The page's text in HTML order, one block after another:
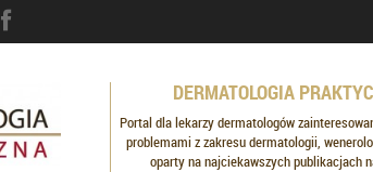
DERMATOLOGIA
Portal dla lekarzy dermatologów
problemami z zakresu dermatologii,
oparty na najciekawszych publikacjach